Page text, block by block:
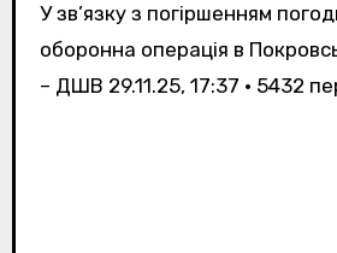
У зв’язку з погіршенням
оборонна операція в
– ДШВ 29.11.25, 17:37 • 5432